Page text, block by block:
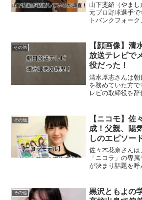
山下斐紹（やまし
元プロ野球選手
トバンクフォーク
いる実業家です
が結婚している
その他
【顔画像】清
放送テレビで
役だった！
清水厚志さんは
を務めていた方
レビの取締役を辞
の経歴清水厚志
です。1985年：
その他
【ニコモ】佐
成！父親、陽
しのエピソー
佐々木花奈さん
「ニコラ」の専
が決まり話題を
せんでした。今
んの家族につい
その他
黒沢ともよの